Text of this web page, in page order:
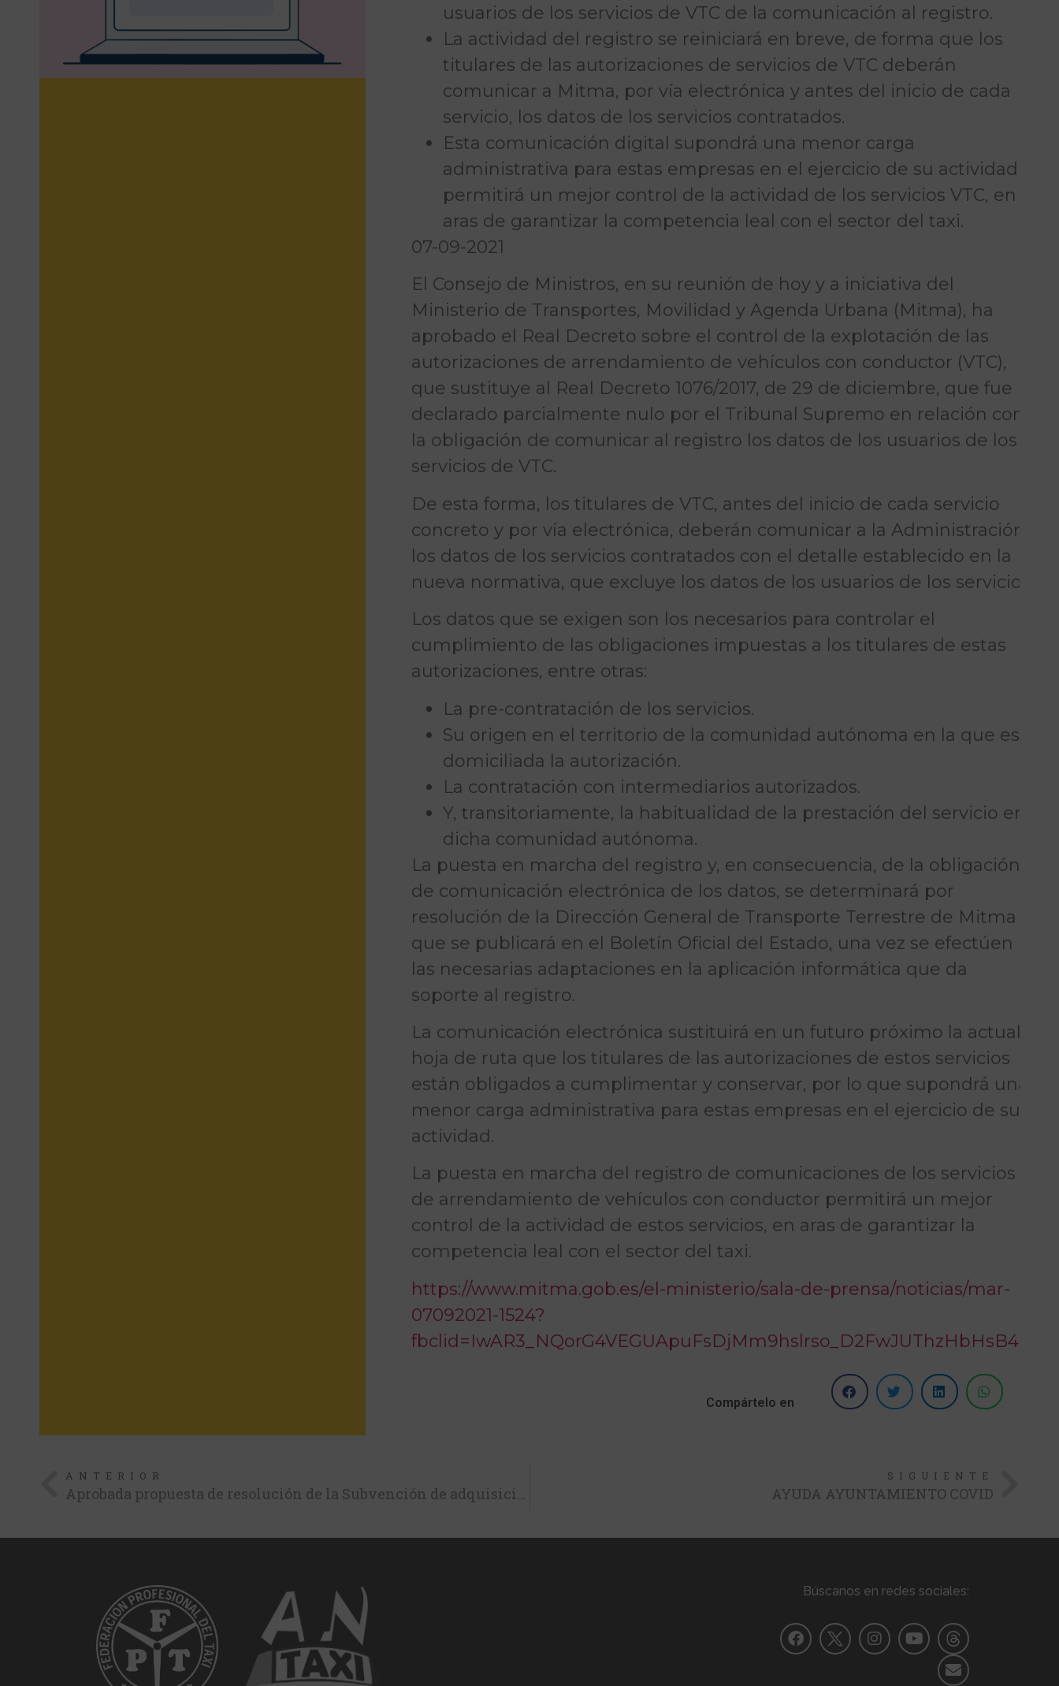
usuarios de los servicios de VTC de la comunicación al registro.
La actividad del registro se reiniciará en breve, de forma que los
titulares de las autorizaciones de servicios de VTC deberán
comunicar a Mitma, por vía electrónica y antes del inicio de cada
servicio, los datos de los servicios contratados.
Esta comunicación digital supondrá una menor carga
administrativa para estas empresas en el ejercicio de su actividad y
permitirá un mejor control de la actividad de los servicios VTC, en
aras de garantizar la competencia leal con el sector del taxi.
07-09-2021
El Consejo de Ministros, en su reunión de hoy y a iniciativa del
Ministerio de Transportes, Movilidad y Agenda Urbana (Mitma), ha
aprobado el Real Decreto sobre el control de la explotación de las
autorizaciones de arrendamiento de vehículos con conductor (VTC),
que sustituye al Real Decreto 1076/2017, de 29 de diciembre, que fue
declarado parcialmente nulo por el Tribunal Supremo en relación con
la obligación de comunicar al registro los datos de los usuarios de los
servicios de VTC.
De esta forma, los titulares de VTC, antes del inicio de cada servicio
concreto y por vía electrónica, deberán comunicar a la Administración
los datos de los servicios contratados con el detalle establecido en la
nueva normativa, que excluye los datos de los usuarios de los servicios.
Los datos que se exigen son los necesarios para controlar el
cumplimiento de las obligaciones impuestas a los titulares de estas
autorizaciones, entre otras:
La pre-contratación de los servicios.
Su origen en el territorio de la comunidad autónoma en la que esté
domiciliada la autorización.
La contratación con intermediarios autorizados.
Y, transitoriamente, la habitualidad de la prestación del servicio en
dicha comunidad autónoma.
La puesta en marcha del registro y, en consecuencia, de la obligación
de comunicación electrónica de los datos, se determinará por
resolución de la Dirección General de Transporte Terrestre de Mitma
que se publicará en el Boletín Oficial del Estado, una vez se efectúen
las necesarias adaptaciones en la aplicación informática que da
soporte al registro.
La comunicación electrónica sustituirá en un futuro próximo la actual
hoja de ruta que los titulares de las autorizaciones de estos servicios
están obligados a cumplimentar y conservar, por lo que supondrá una
menor carga administrativa para estas empresas en el ejercicio de su
actividad.
La puesta en marcha del registro de comunicaciones de los servicios
de arrendamiento de vehículos con conductor permitirá un mejor
control de la actividad de estos servicios, en aras de garantizar la
competencia leal con el sector del taxi.
https://www.mitma.gob.es/el-ministerio/sala-de-prensa/noticias/mar-
07092021-1524?
Compártelo en
ANTERIOR
Aprobada propuesta de resolución de la Subvención de adquisición de Taxis Eco y Cero para el año 2021
SIGUIENTE
AYUDA AYUNTAMIENTO COVID
Búscanos en redes sociales: